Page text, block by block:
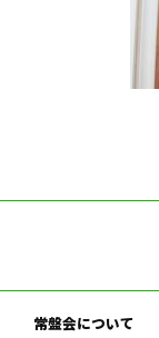
常盤会について